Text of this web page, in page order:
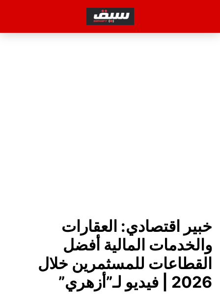
خبير اقتصادي: العقارات
والخدمات المالية أفضل
القطاعات للمسثمرين خلال
2026 | فيديو لـ”أزهري”